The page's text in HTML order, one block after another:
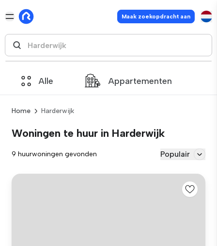
Maak zoekopdracht aan
Alle Appartementen
Home Harderwijk
Woningen te huur in Harderwijk
9 huurwoningen gevonden Populair